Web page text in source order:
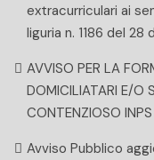
extracurriculari ai
liguria n. 1186 del 28
AVVISO PER LA
DOMICILIATARI E/O
CONTENZIOSO
Avviso Pubblico